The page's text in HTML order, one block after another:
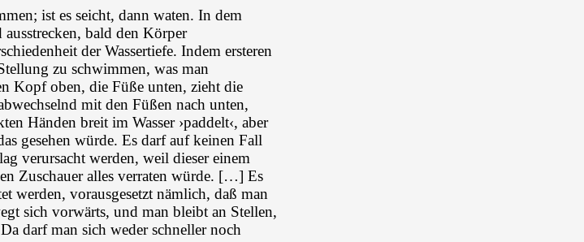
ist es seicht, dann waten. In dem
bald den Körper
der Wassertiefe. Indem ersteren
zu schwimmen, was man
Kopf oben, die Füße unten, zieht die
mit den Füßen nach unten,
Händen breit im Wasser ›paddelt‹, aber
gesehen würde. Es darf auf keinen Fall
verursacht werden, weil dieser einem
Zuschauer alles verraten würde. […] Es
werden, vorausgesetzt nämlich, daß man
sich vorwärts, und man bleibt an Stellen,
darf man sich weder schneller noch